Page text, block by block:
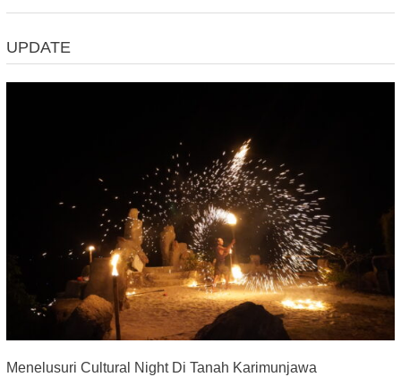
UPDATE
Menelusuri Cultural Night Di Tanah Karimunjawa